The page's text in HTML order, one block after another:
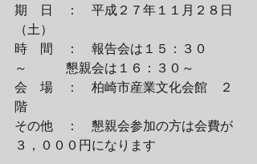
期　日　：　平成２７年１１月２８日
（土）
時　間　：　報告会は１５：３０
～　　　懇親会は１６：３０～
会　場　：　柏崎市産業文化会館　２
階
その他　：　懇親会参加の方は会費が
３，０００円になります